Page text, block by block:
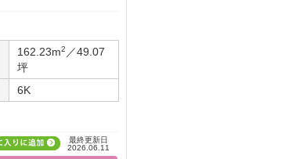
162.23m2 ／49.07
坪
6K
最終更新日
2026.06.11